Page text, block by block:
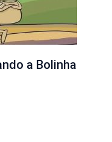
a Bolinha